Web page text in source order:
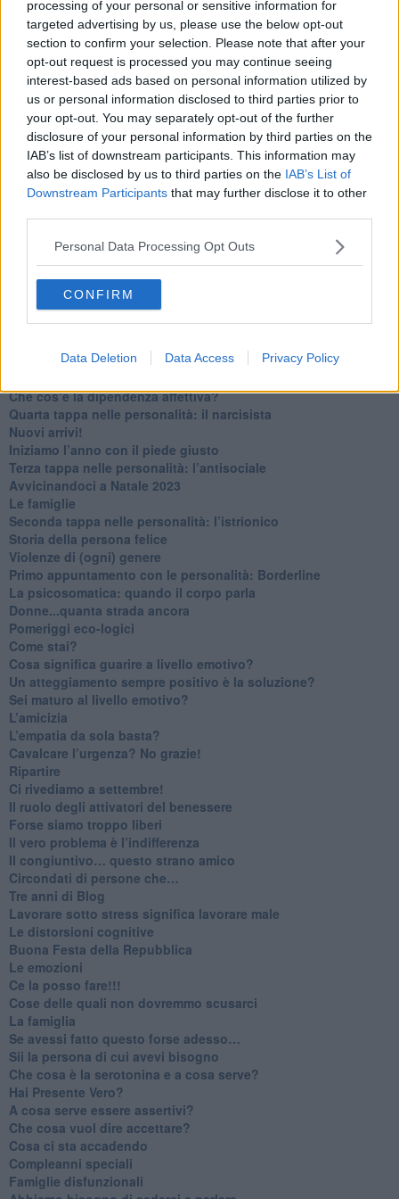
processing of your personal or sensitive information for
targeted advertising by us, please use the below opt-out
section to confirm your selection. Please note that after your
opt-out request is processed you may continue seeing
interest-based ads based on personal information utilized by
us or personal information disclosed to third parties prior to
your opt-out. You may separately opt-out of the further
disclosure of your personal information by third parties on the
IAB’s list of downstream participants. This information may
also be disclosed by us to third parties on the IAB’s List of
Downstream Participants that may further disclose it to other
Personal Data Processing Opt Outs
CONFIRM
Data Deletion Data Access Privacy Policy
Adultescenza
Homo imbecillis
​4 anni di Blog
Quando il silenzio è aggressivo
​Il passato, questo conosciuto!
​Clima ballerino e sbalzi d’umore
La maternità
​L’uomo o l’orso?
Non hanno un amico a teatro​
​Tutta una questione di rispetto
​Cose che ci esauriscono
​Vespa che passione!
​Parole d’amore regalate al vento
​Essere genitori di un adolescente
​Saper pazientare
​Giornata del Fiocchetto Lilla
​Venerdì emozionalmente sostenibile
Contornati di persone che…
Che cos’è la dipendenza affettiva?
Quarta tappa nelle personalità: il narcisista
​Nuovi arrivi!
​Iniziamo l’anno con il piede giusto
​Terza tappa nelle personalità: l’antisociale
​Avvicinandoci a Natale 2023
Le famiglie
Seconda tappa nelle personalità: l’istrionico
​Storia della persona felice
Violenze di (ogni) genere
​Primo appuntamento con le personalità: Borderline
La psicosomatica: quando il corpo parla
Donne...quanta strada ancora
​Pomeriggi eco-logici
​Come stai?
Cosa significa guarire a livello emotivo?
​Un atteggiamento sempre positivo è la soluzione?
​Sei maturo al livello emotivo?
​L’amicizia
​L’empatia da sola basta?
​Cavalcare l’urgenza? No grazie!
Ripartire
​Ci rivediamo a settembre!
​Il ruolo degli attivatori del benessere
​Forse siamo troppo liberi
​Il vero problema è l’indifferenza
​Il congiuntivo… questo strano amico
​Circondati di persone che…
​Tre anni di Blog
​Lavorare sotto stress significa lavorare male
​Le distorsioni cognitive
​Buona Festa della Repubblica
Le emozioni
​Ce la posso fare!!!
​Cose delle quali non dovremmo scusarci
​La famiglia
​Se avessi fatto questo forse adesso…
​Sii la persona di cui avevi bisogno
Che cosa è la serotonina e a cosa serve?
​Hai Presente Vero?
A cosa serve essere assertivi?
​Che cosa vuol dire accettare?
​Cosa ci sta accadendo
​Compleanni speciali
​Famiglie disfunzionali